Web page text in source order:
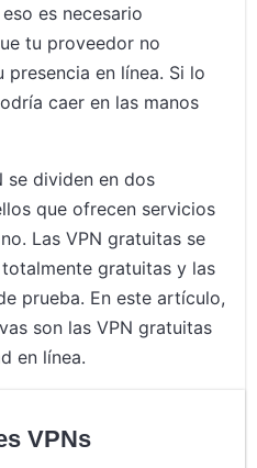
es necesario
tu proveedor no
en línea. Si lo
caer en las manos
se dividen en dos
que ofrecen servicios
Las VPN gratuitas se
gratuitas y las
prueba. En este artículo,
son las VPN gratuitas
en línea.
VPNs